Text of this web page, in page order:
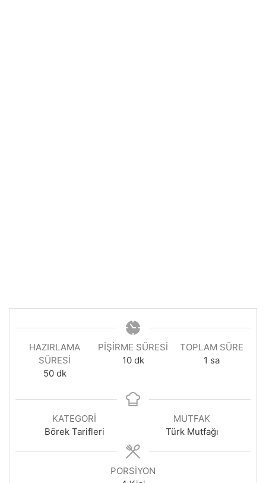
HAZIRLAMA
SÜRESI
50dakika
dk
PIŞIRME SÜRESI
10dakika
dk
TOPLAM SÜRE
1 saat
sa
KATEGORI
Börek Tarifleri
MUTFAK
Türk Mutfağı
PORSIYON